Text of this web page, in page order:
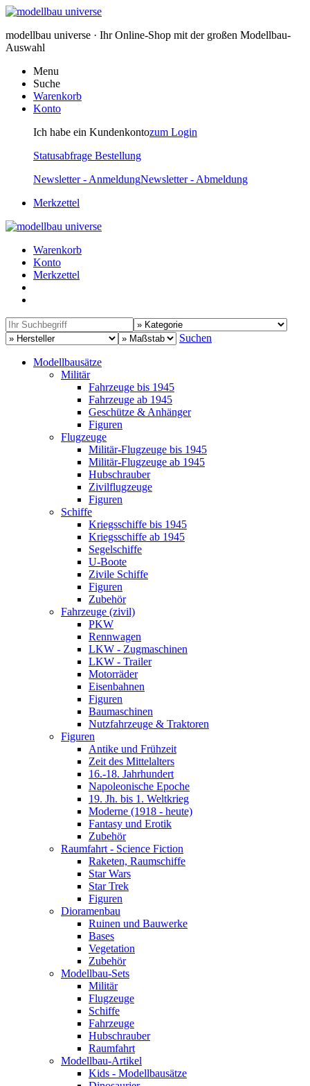
modellbau universe · Ihr Online-Shop mit der großen Modellbau-
Auswahl
Menu
Suche
Warenkorb
Konto
Ich habe ein Kundenkontozum Login
Statusabfrage Bestellung
Newsletter - AnmeldungNewsletter - Abmeldung
Merkzettel
Warenkorb
Konto
Merkzettel
Suchen
Modellbausätze
Militär
Fahrzeuge bis 1945
Fahrzeuge ab 1945
Geschütze & Anhänger
Figuren
Flugzeuge
Militär-Flugzeuge bis 1945
Militär-Flugzeuge ab 1945
Hubschrauber
Zivilflugzeuge
Figuren
Schiffe
Kriegsschiffe bis 1945
Kriegsschiffe ab 1945
Segelschiffe
U-Boote
Zivile Schiffe
Figuren
Zubehör
Fahrzeuge (zivil)
PKW
Rennwagen
LKW - Zugmaschinen
LKW - Trailer
Motorräder
Eisenbahnen
Figuren
Baumaschinen
Nutzfahrzeuge & Traktoren
Figuren
Antike und Frühzeit
Zeit des Mittelalters
16.-18. Jahrhundert
Napoleonische Epoche
19. Jh. bis 1. Weltkrieg
Moderne (1918 - heute)
Fantasy und Erotik
Zubehör
Raumfahrt - Science Fiction
Raketen, Raumschiffe
Star Wars
Star Trek
Figuren
Dioramenbau
Ruinen und Bauwerke
Bases
Vegetation
Zubehör
Modellbau-Sets
Militär
Flugzeuge
Schiffe
Fahrzeuge
Hubschrauber
Raumfahrt
Modellbau-Artikel
Kids - Modellbausätze